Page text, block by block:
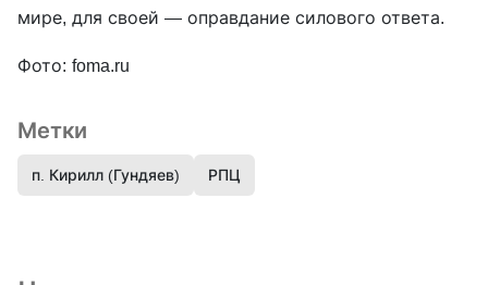
мире, для своей — оправдание силового ответа.
Фото: foma.ru
Метки
п. Кирилл (Гундяев) РПЦ